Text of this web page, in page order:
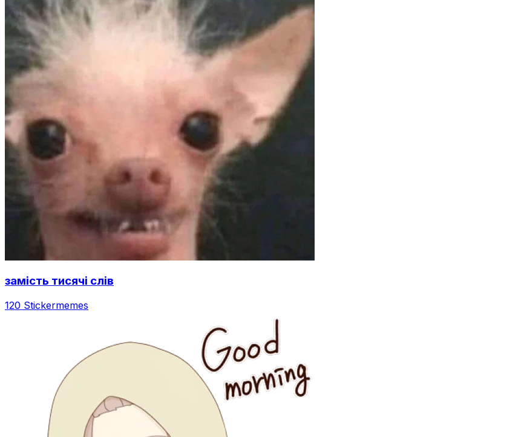
замість тисячі слів
120 Stickermemes